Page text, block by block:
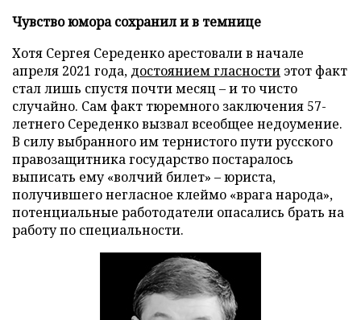
Чувство юмора сохранил и в темнице
Хотя Сергея Середенко арестовали в начале
апреля 2021 года, достоянием гласности этот факт
стал лишь спустя почти месяц – и то чисто
случайно. Сам факт тюремного заключения 57-
летнего Середенко вызвал всеобщее недоумение.
В силу выбранного им тернистого пути русского
правозащитника государство постаралось
выписать ему «волчий билет» – юриста,
получившего негласное клеймо «врага народа»,
потенциальные работодатели опасались брать на
работу по специальности.